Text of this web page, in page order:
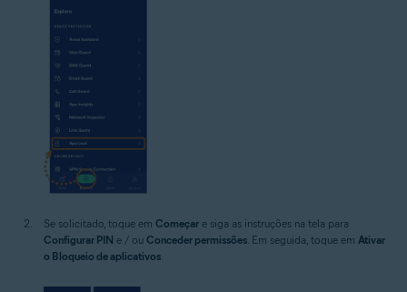
Se solicitado, toque em Começar e siga as instruções na tela para
Configurar PIN e / ou Conceder permissões . Em seguida, toque em Ativar
o Bloqueio de aplicativos